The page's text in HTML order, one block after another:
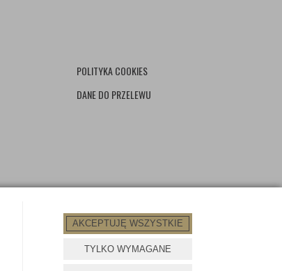
AKCEPTUJĘ WSZYSTKIE
TYLKO WYMAGANE
POLITYKA COOKIES
DANE DO PRZELEWU